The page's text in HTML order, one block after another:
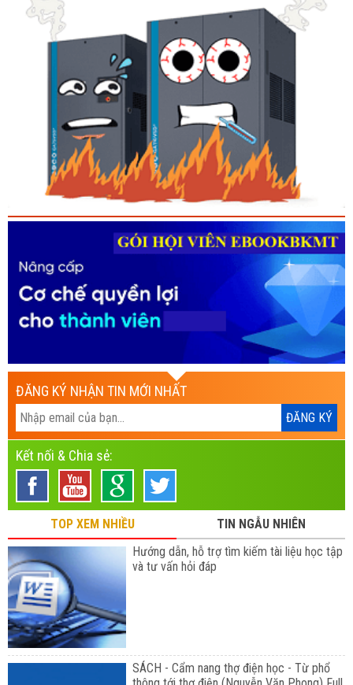
ĐĂNG KÝ NHẬN TIN MỚI NHẤT
Kết nối & Chia sẻ:
TOP XEM NHIỀU
TIN NGẪU NHIÊN
Hướng dẫn, hỗ trợ tìm kiếm tài liệu học tập
và tư vấn hỏi đáp
SÁCH - Cẩm nang thợ điện học - Từ phổ